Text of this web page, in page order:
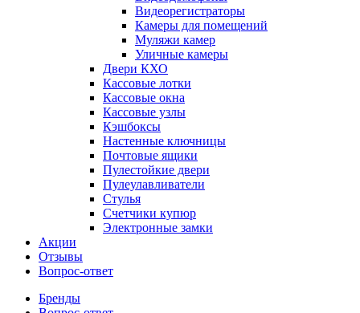
Видеорегистраторы
Камеры для помещений
Муляжи камер
Уличные камеры
Двери КХО
Кассовые лотки
Кассовые окна
Кассовые узлы
Кэшбоксы
Настенные ключницы
Почтовые ящики
Пулестойкие двери
Пулеулавливатели
Стулья
Счетчики купюр
Электронные замки
Акции
Отзывы
Вопрос-ответ
Бренды